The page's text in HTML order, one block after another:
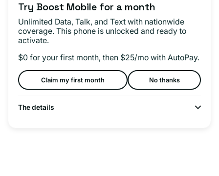
Try Boost Mobile for a month
Unlimited Data, Talk, and Text with nationwide
coverage. This phone is unlocked and ready to
activate.
$0 for your first month, then $25/mo with AutoPay.
Claim my first month No thanks
The details